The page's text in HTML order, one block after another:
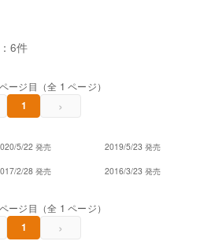
6件
ージ目（全 1 ページ）
1 ›
5/22 発売 2019/5/23 発売
2/28 発売 2016/3/23 発売
ージ目（全 1 ページ）
1 ›